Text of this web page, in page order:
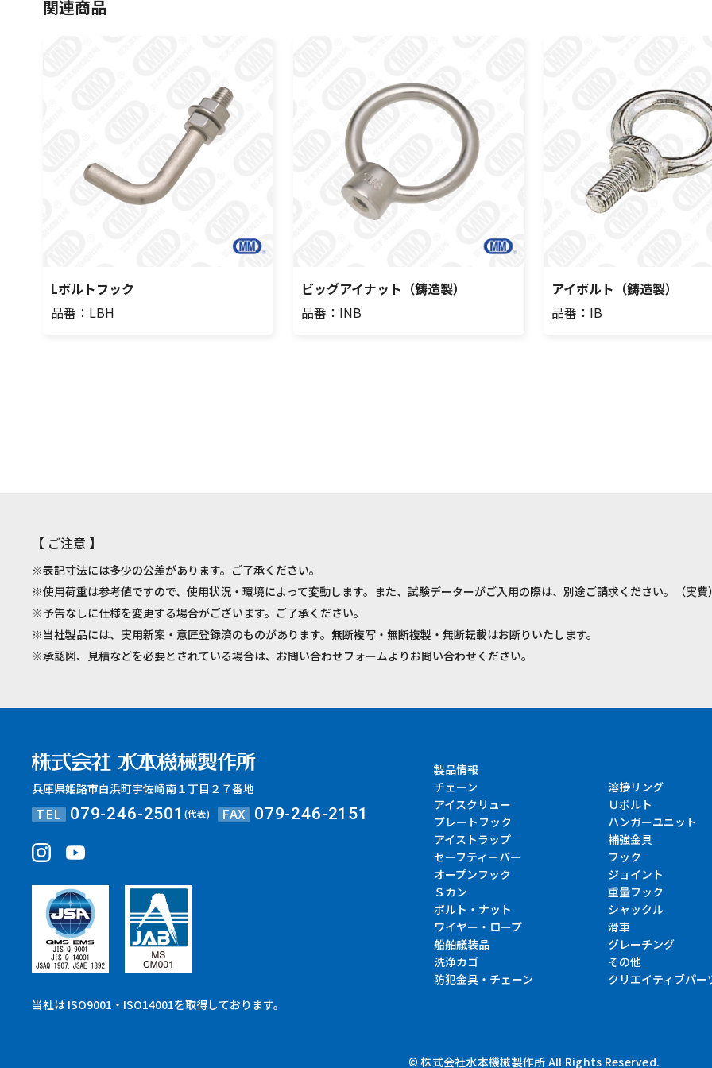
関連商品
Lボルトフック
品番：LBH
ビッグアイナット（鋳造製）
品番：INB
アイボルト（鋳造製）
品番：IB
【 ご注意 】
※表記寸法には多少の公差があります。ご了承ください。
※使用荷重は参考値ですので、使用状況・環境によって変動します。また、試験データーがご入用の際は、別途ご請求ください。（実費
※予告なしに仕様を変更する場合がございます。ご了承ください。
※当社製品には、実用新案・意匠登録済のものがあります。無断複写・無断複製・無断転載はお断りいたします。
※承認図、見積などを必要とされている場合は、お問い合わせフォームよりお問い合わせください。
兵庫県姫路市白浜町宇佐崎南１丁目２７番地
TEL 079-246-2501(代表) FAX 079-246-2151
当社は ISO9001・ISO14001を取得しております。
製品情報
チェーン
溶接リング
アイスクリュー
Ｕボルト
プレートフック
ハンガーユニット
アイストラップ
補強金具
セーフティーバー
フック
オープンフック
ジョイント
Ｓカン
重量フック
ボルト・ナット
シャックル
ワイヤー・ロープ
滑車
船舶艤装品
グレーチング
洗浄カゴ
その他
防犯金具・チェーン
クリエイティブパー
© 株式会社水本機械製作所 All Rights Reserved.